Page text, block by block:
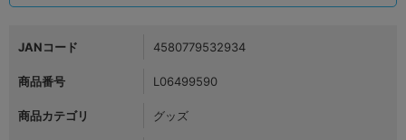
JANコード 4580779532934
商品番号 L06499590
商品カテゴリ グッズ